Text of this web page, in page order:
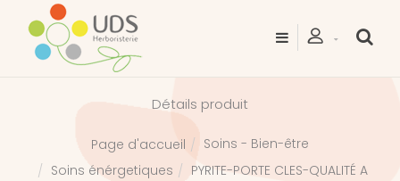
Détails produit
Page d'accueil
Soins - Bien-être
Soins énérgetiques
PYRITE-PORTE CLES-QUALITÉ A